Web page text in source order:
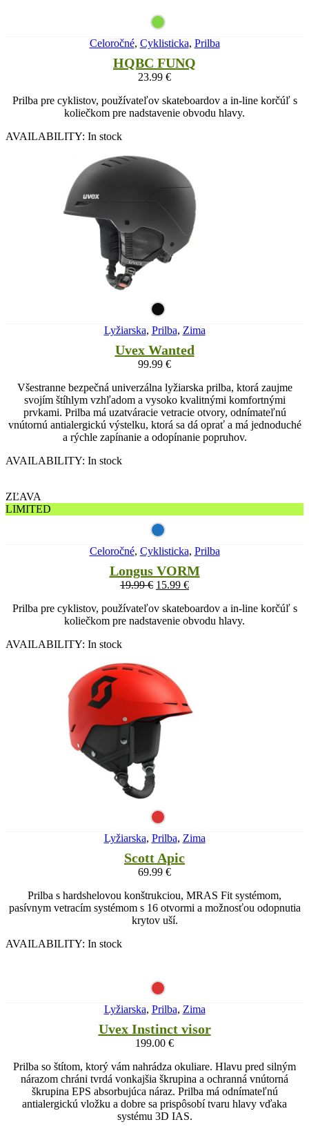
Celoročné, Cyklisticka, Prilba
HQBC FUNQ
23.99 €
Prilba pre cyklistov, používateľov skateboardov a in-line korčúľ s
koliečkom pre nadstavenie obvodu hlavy.
AVAILABILITY: In stock
Lyžiarska, Prilba, Zima
Uvex Wanted
99.99 €
Všestranne bezpečná univerzálna lyžiarska prilba, ktorá zaujme
svojím štíhlym vzhľadom a vysoko kvalitnými komfortnými
prvkami. Prilba má uzatváracie vetracie otvory, odnímateľnú
vnútornú antialergickú výstelku, ktorá sa dá oprať a má jednoduché
a rýchle zapínanie a odopínanie popruhov.
AVAILABILITY: In stock
ZĽAVA
LIMITED
Celoročné, Cyklisticka, Prilba
Longus VORM
19.99€ 15.99 €
Prilba pre cyklistov, používateľov skateboardov a in-line korčúľ s
koliečkom pre nadstavenie obvodu hlavy.
AVAILABILITY: In stock
Lyžiarska, Prilba, Zima
Scott Apic
69.99 €
Prilba s hardshelovou konštrukciou, MRAS Fit systémom,
pasívnym vetracím systémom s 16 otvormi a možnosťou odopnutia
krytov uší.
AVAILABILITY: In stock
Lyžiarska, Prilba, Zima
Uvex Instinct visor
199.00 €
Prilba so štítom, ktorý vám nahrádza okuliare. Hlavu pred silným
nárazom chráni tvrdá vonkajšia škrupina a ochranná vnútorná
škrupina EPS absorbujúca náraz. Prilba má odnímateľnú
antialergickú vložku a dobre sa prispôsobí tvaru hlavy vďaka
systému 3D IAS.